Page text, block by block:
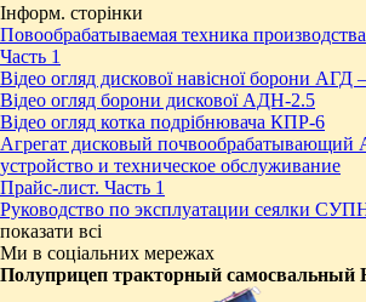
Інформ. сторінки
Повообрабатываемая техника
Часть 1
Відео огляд дискової навісної борони
Відео огляд борони дискової АДН-2.5
Відео огляд котка подрібнювача КПР-6
Агрегат дисковый
устройство и техническое обслуживание
Прайс-лист. Часть 1
Руководство по эксплуатации сеялки
показати всі
Ми в соціальних мережах
Полуприцеп тракторный самосвальный